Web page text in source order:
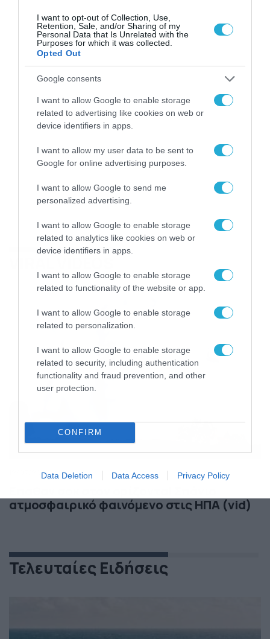
I want to opt-out of Collection, Use,
Retention, Sale, and/or Sharing of my
Personal Data that Is Unrelated with the
Purposes for which it was collected.
Opted Out
Google consents
I want to allow Google to enable storage
related to advertising like cookies on web or
device identifiers in apps.
I want to allow my user data to be sent to
Google for online advertising purposes.
I want to allow Google to send me
personalized advertising.
I want to allow Google to enable storage
related to analytics like cookies on web or
device identifiers in apps.
I want to allow Google to enable storage
related to functionality of the website or app.
I want to allow Google to enable storage
related to personalization.
I want to allow Google to enable storage
related to security, including authentication
functionality and fraud prevention, and other
user protection.
CONFIRM
Data Deletion Data Access Privacy Policy
12/07/2026 21:24
ατμοσφαιρικό φαινόμενο στις ΗΠΑ (vid)
Τελευταίες Ειδήσεις